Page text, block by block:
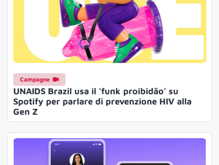
Campagne
UNAIDS Brazil usa il ‘funk proibidão’ su
Spotify per parlare di prevenzione HIV alla
Gen Z